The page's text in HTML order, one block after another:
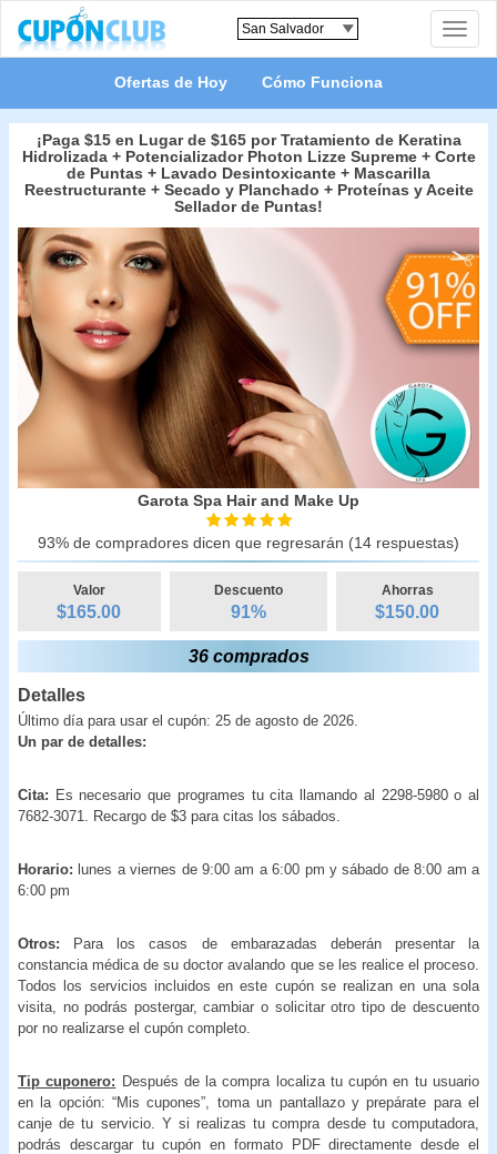
Toggle
Ofertas de Hoy Cómo Funciona
¡Paga $15 en Lugar de $165 por Tratamiento de Keratina
Hidrolizada + Potencializador Photon Lizze Supreme + Corte
de Puntas + Lavado Desintoxicante + Mascarilla
Reestructurante + Secado y Planchado + Proteínas y Aceite
Sellador de Puntas!
Garota Spa Hair and Make Up
93% de compradores dicen que regresarán (14 respuestas)
Valor
$165.00
Descuento
91%
Ahorras
$150.00
36 comprados
Detalles
Último día para usar el cupón: 25 de agosto de 2026.
Un par de detalles:
Cita: Es necesario que programes tu cita llamando al 2298-5980 o al
7682-3071. Recargo de $3 para citas los sábados.
Horario: lunes a viernes de 9:00 am a 6:00 pm y sábado de 8:00 am a
6:00 pm
Otros:
Para los casos de embarazadas deberán presentar la
constancia médica de su doctor avalando que se les realice el proceso.
Todos los servicios incluidos en este cupón se realizan en una sola
visita, no podrás postergar, cambiar o solicitar otro tipo de descuento
por no realizarse el cupón completo.
Tip cuponero: Después de la compra localiza tu cupón en tu usuario
en la opción: “Mis cupones”, toma un pantallazo y prepárate para el
canje de tu servicio. Y si realizas tu compra desde tu computadora,
podrás descargar tu cupón en formato PDF directamente desde el